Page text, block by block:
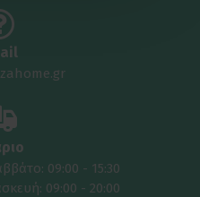
09:00 - 15:30
09:00 - 20:00